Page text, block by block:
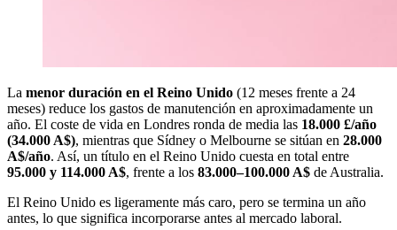
La menor duración en el Reino Unido (12 meses frente a 24
meses) reduce los gastos de manutención en aproximadamente un
año. El coste de vida en Londres ronda de media las 18.000 £/año
(34.000 A$), mientras que Sídney o Melbourne se sitúan en 28.000
A$/año. Así, un título en el Reino Unido cuesta en total entre
95.000 y 114.000 A$, frente a los 83.000–100.000 A$ de Australia.
El Reino Unido es ligeramente más caro, pero se termina un año
antes, lo que significa incorporarse antes al mercado laboral.